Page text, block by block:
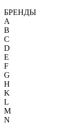
БРЕНДЫ
A
B
C
D
E
F
G
H
K
L
M
N